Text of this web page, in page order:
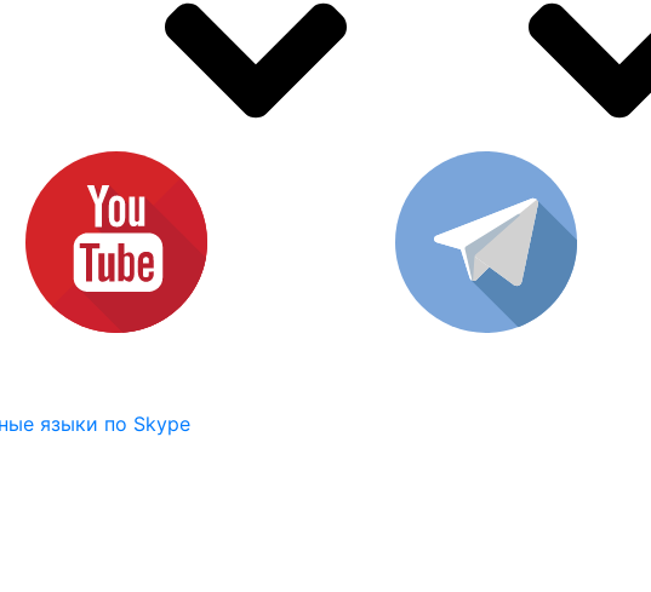
языки по Skype